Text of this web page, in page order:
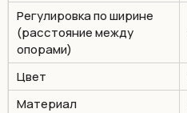
Регулировка по ширине
(расстояние между
опорами)
Цвет
Материал